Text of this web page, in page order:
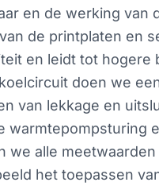
en de werking van
de printplaten en
en leidt tot
doen we
van lekkage en
alle
het toepassen